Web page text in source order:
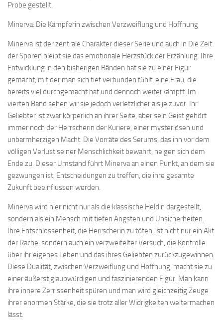
Probe gestellt.
Minerva: Die Kämpferin zwischen Verzweiflung und Hoffnung
Minerva ist der zentrale Charakter dieser Serie und auch in Die Zeit
der Sporen bleibt sie das emotionale Herzstück der Erzählung. Ihre
Entwicklung in den bisherigen Bänden hat sie zu einer Figur
gemacht, mit der man sich tief verbunden fühlt, eine Frau, die
bereits viel durchgemacht hat und dennoch weiterkämpft. Im
vierten Band sehen wir sie jedoch verletzlicher als je zuvor. Ihr
Geliebter ist zwar körperlich an ihrer Seite, aber sein Geist gehört
immer noch der Herrscherin der Kuriere, einer mysteriösen und
unbarmherzigen Macht. Die Vorräte des Serums, das ihn vor dem
völligen Verlust seiner Menschlichkeit bewahrt, neigen sich dem
Ende zu. Dieser Umstand führt Minerva an einen Punkt, an dem sie
gezwungen ist, Entscheidungen zu treffen, die ihre gesamte
Zukunft beeinflussen werden.
Minerva wird hier nicht nur als die klassische Heldin dargestellt,
sondern als ein Mensch mit tiefen Ängsten und Unsicherheiten.
Ihre Entschlossenheit, die Herrscherin zu töten, ist nicht nur ein Akt
der Rache, sondern auch ein verzweifelter Versuch, die Kontrolle
über ihr eigenes Leben und das ihres Geliebten zurückzugewinnen.
Diese Dualität, zwischen Verzweiflung und Hoffnung, macht sie zu
einer äußerst glaubwürdigen und faszinierenden Figur. Man kann
ihre innere Zerrissenheit spüren und man wird gleichzeitig Zeuge
ihrer enormen Stärke, die sie trotz aller Widrigkeiten weitermachen
lässt.